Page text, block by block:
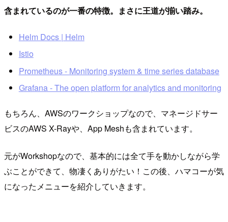
含まれているのが一番の特徴。まさに王道が揃い踏み。
Helm Docs | Helm
Istio
Prometheus - Monitoring system & time series database
Grafana - The open platform for analytics and monitoring
もちろん、AWSのワークショップなので、マネージドサー
ビスのAWS X-Rayや、App Meshも含まれています。
元がWorkshopなので、基本的には全て手を動かしながら学
ぶことができて、物凄くありがたい！この後、ハマコーが気
になったメニューを紹介していきます。